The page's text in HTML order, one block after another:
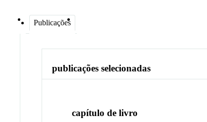
Publicações
publicações selecionadas
capítulo de livro